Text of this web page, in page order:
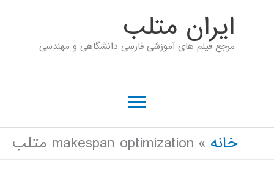
ايران متلب
مرجع فیلم های آموزشی فارسی دانشگاهی و مهندسی
فهرست
اصلی
خانه makespan optimization متلب